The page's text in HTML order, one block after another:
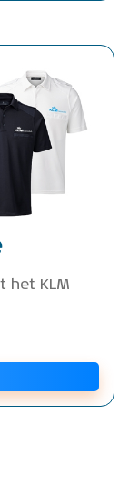
het KLM